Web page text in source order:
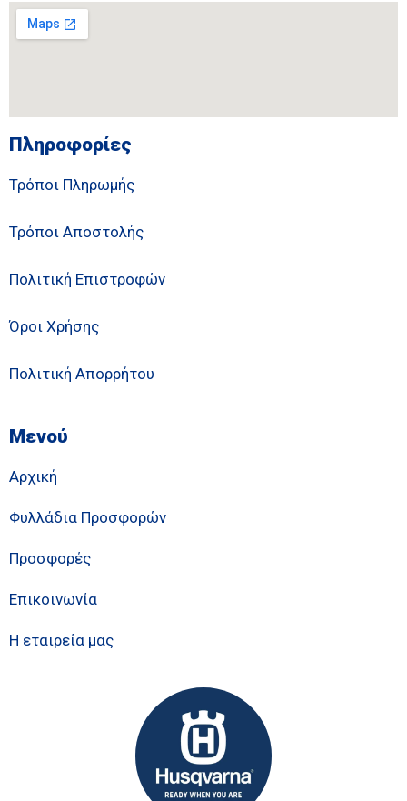
Πληροφορίες
Τρόποι Πληρωμής
Τρόποι Αποστολής
Πολιτική Επιστροφών
Όροι Χρήσης
Πολιτική Απορρήτου
Μενού
Αρχική
Φυλλάδια Προσφορών
Προσφορές
Επικοινωνία
Η εταιρεία μας